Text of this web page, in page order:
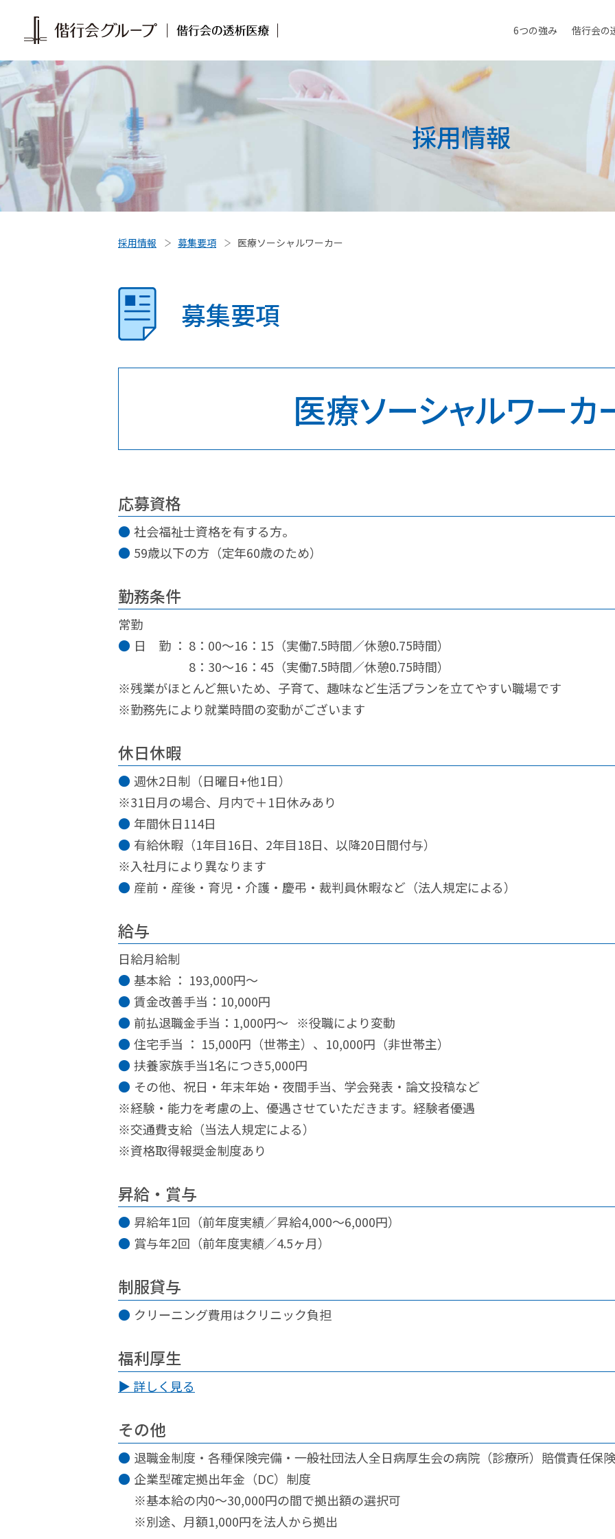
6つの強み 偕行会の
採用情報
採用情報 募集要項 医療ソーシャルワーカー
募集要項
医療ソーシャルワーカ
応募資格
社会福祉士資格を有する方。
59歳以下の方（定年60歳のため）
勤務条件
常勤
日 勤 ： 8：00～16：15（実働7.5時間／休憩0.75時間）
8：30～16：45（実働7.5時間／休憩0.75時間）
※残業がほとんど無いため、子育て、趣味など生活プランを立てやすい職場です
※勤務先により就業時間の変動がございます
休日休暇
週休2日制（日曜日+他1日）
※31日月の場合、月内で＋1日休みあり
年間休日114日
有給休暇（1年目16日、2年目18日、以降20日間付与）
※入社月により異なります
産前・産後・育児・介護・慶弔・裁判員休暇など（法人規定による）
給与
日給月給制
基本給 ： 193,000円～
賃金改善手当：10,000円
前払退職金手当：1,000円～ ※役職により変動
住宅手当 ： 15,000円（世帯主）、10,000円（非世帯主）
扶養家族手当1名につき5,000円
その他、祝日・年末年始・夜間手当、学会発表・論文投稿など
※経験・能力を考慮の上、優遇させていただきます。経験者優遇
※交通費支給（当法人規定による）
※資格取得報奨金制度あり
昇給・賞与
昇給年1回（前年度実績／昇給4,000～6,000円）
賞与年2回（前年度実績／4.5ヶ月）
制服貸与
クリーニング費用はクリニック負担
福利厚生
▶ 詳しく見る
その他
退職金制度・各種保険完備・一般社団法人全日病厚生会の病院（診療所）賠償責任保
企業型確定拠出年金（DC）制度
※基本給の内0～30,000円の間で拠出額の選択可
※別途、月額1,000円を法人から拠出